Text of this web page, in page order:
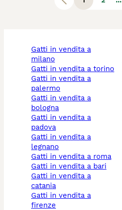
gatti in vendita a
milano
gatti in vendita a torino
gatti in vendita a
palermo
gatti in vendita a
bologna
gatti in vendita a
padova
gatti in vendita a
legnano
gatti in vendita a roma
gatti in vendita a bari
gatti in vendita a
catania
gatti in vendita a
firenze